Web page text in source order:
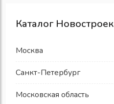
Каталог Новостроек
Москва
Санкт-Петербург
Московская область